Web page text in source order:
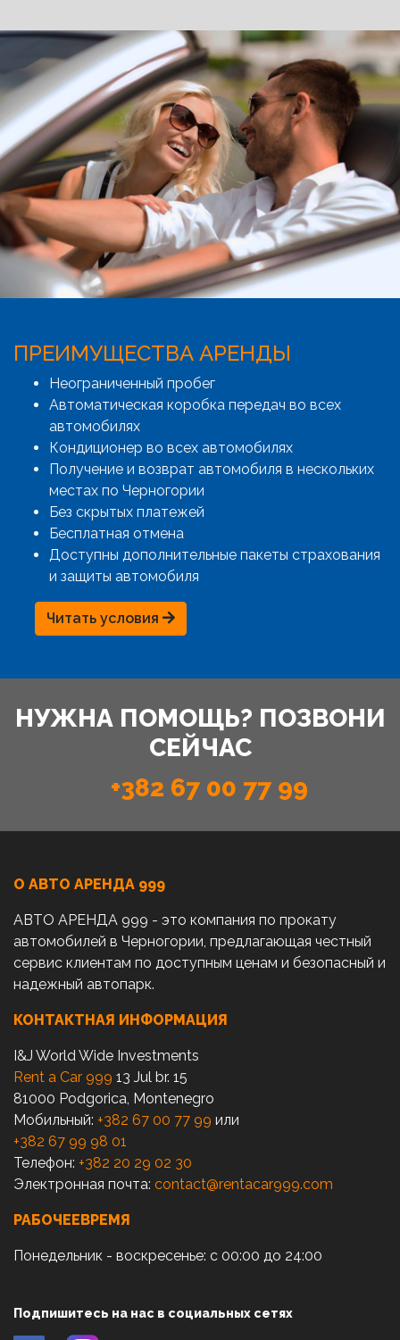
ПРЕИМУЩЕСТВА АРЕНДЫ
Неограниченный пробег
Автоматическая коробка передач во всех
автомобилях
Кондиционер во всех автомобилях
Получение и возврат автомобиля в нескольких
местах по Черногории
Без скрытых платежей
Бесплатная отмена
Доступны дополнительные пакеты страхования
и защиты автомобиля
Читать условия
НУЖНА ПОМОЩЬ? ПОЗВОНИ
СЕЙЧАС
+382 67 00 77 99
О АВТО AРЕНДА 999
АВТО АРЕНДА 999 - это компания по прокату
автомобилей в Черногории, предлагающая честный
сервис клиентам по доступным ценам и безопасный и
надежный автопарк.
КОНТАКТНАЯ ИНФОРМАЦИЯ
I&J World Wide Investments
Rent a Car 999 13 Jul br. 15
81000 Podgorica, Montenegro
Мобильный: +382 67 00 77 99 или
+382 67 99 98 01
Телефон: +382 20 29 02 30
Электронная почта: contact@rentacar999.com
РАБОЧЕЕВРЕМЯ
Понедельник - воскресенье: с 00:00 до 24:00
Подпишитесь на нас в социальных сетях